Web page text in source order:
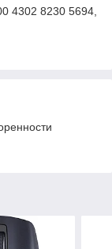
4302 8230 5694,